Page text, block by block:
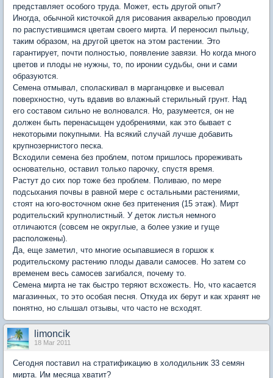
представляет особого труда. Может, есть другой опыт?
Иногда, обычной кисточкой для рисования акварелью проводил
по распустившимся цветам своего мирта. И переносил пыльцу,
таким образом, на другой цветок на этом растении. Это
гарантирует, почти полностью, появление завязи. Но когда много
цветов и плоды не нужны, то, по иронии судьбы, они и сами
образуются.
Семена отмывал, споласкивал в марганцовке и высевал
поверхностно, чуть вдавив во влажный стерильный грунт. Над
его составом сильно не волновался. Но, разумеется, он не
должен быть перенасыщен удобрениями, как это бывает с
некоторыми покупными. На всякий случай лучше добавить
крупнозернистого песка.
Всходили семена без проблем, потом пришлось прореживать
основательно, оставил только парочку, спустя время.
Растут до сих пор тоже без проблем. Поливаю, по мере
подсыхания почвы в равной мере с остальными растениями,
стоят на юго-восточном окне без притенения (15 этаж). Мирт
родительский крупнолистный. У деток листья немного
отличаются (совсем не округлые, а более узкие и гуще
расположены).
Да, еще заметил, что многие осыпавшиеся в горшок к
родительскому растению плоды давали самосев. Но затем со
временем весь самосев загибался, почему то.
Семена мирта не так быстро теряют всхожесть. Но, что касается
магазинных, то это особая песня. Откуда их берут и как хранят не
понятно, но слышал отзывы, что часто не всходят.
limoncik
18 Mar 2011
Сегодня поставил на стратификацию в холодильник 33 семян
мирта. Им месяца хватит?